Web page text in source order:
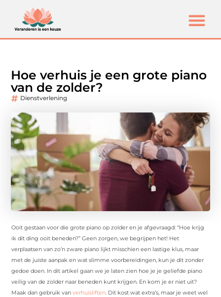
Hoe verhuis je een grote piano
van de zolder?
Dienstverlening
Ooit gestaan voor die grote piano op zolder en je afgevraagd: “Hoe krijg
ik dit ding ooit beneden?” Geen zorgen, we begrijpen het! Het
verplaatsen van zo’n zware piano lijkt misschien een lastige klus, maar
met de juiste aanpak en wat slimme voorbereidingen, kun je dit zonder
gedoe doen. In dit artikel gaan we je laten zien hoe je je geliefde piano
veilig van de zolder naar beneden kunt krijgen. En kom je er niet uit?
Maak dan gebruik vanverhuisliften. Dit kost wat extra’s, maar je weet wel